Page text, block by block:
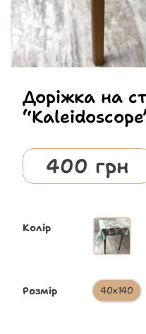
Доріжка на
400 грн
Колір
Розмір 40х140